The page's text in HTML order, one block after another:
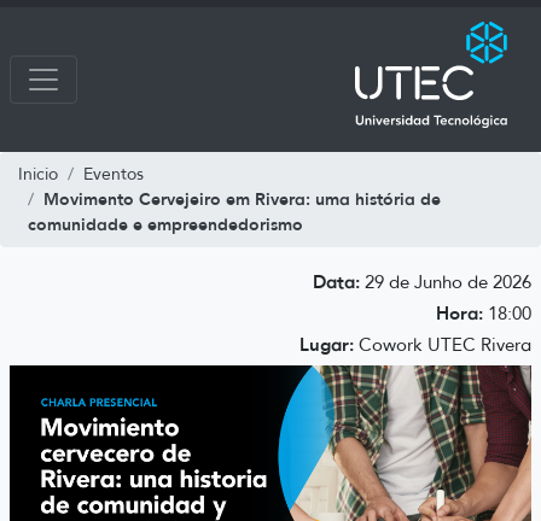
Inicio Eventos
Movimento Cervejeiro em Rivera: uma história de
comunidade e empreendedorismo
Data: 29 de Junho de 2026
Hora: 18:00
Lugar: Cowork UTEC Rivera